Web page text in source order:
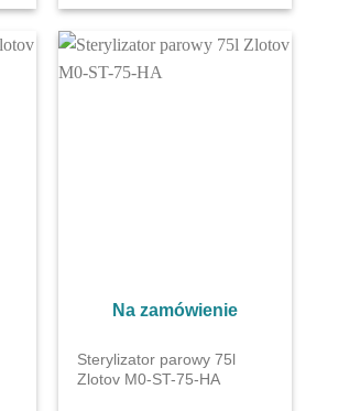
Na zamówienie
Sterylizator parowy 75l
Zlotov М0-ST-75-НА